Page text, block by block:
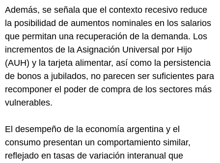
Además, se señala que el contexto recesivo reduce
la posibilidad de aumentos nominales en los salarios
que permitan una recuperación de la demanda. Los
incrementos de la Asignación Universal por Hijo
(AUH) y la tarjeta alimentar, así como la persistencia
de bonos a jubilados, no parecen ser suficientes para
recomponer el poder de compra de los sectores más
vulnerables.
El desempeño de la economía argentina y el
consumo presentan un comportamiento similar,
reflejado en tasas de variación interanual que